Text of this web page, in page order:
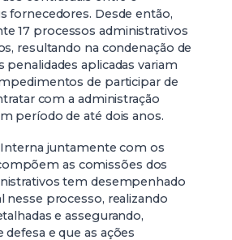
fornecedores. Desde então,
17 processos administrativos
resultando na condenação de
penalidades aplicadas variam
de participar de
com a administração
período de até dois anos.
juntamente com os
as comissões dos
tem desempenhado
nesse processo, realizando
e assegurando,
e que as ações